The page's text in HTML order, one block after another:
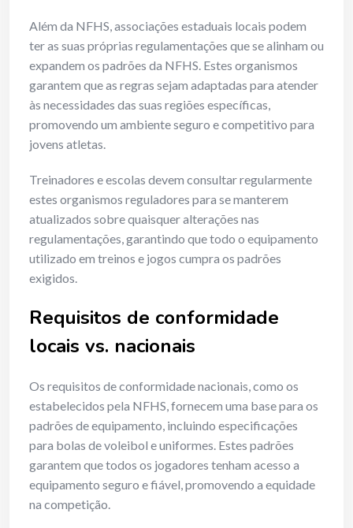
Além da NFHS, associações estaduais locais podem
ter as suas próprias regulamentações que se alinham ou
expandem os padrões da NFHS. Estes organismos
garantem que as regras sejam adaptadas para atender
às necessidades das suas regiões específicas,
promovendo um ambiente seguro e competitivo para
jovens atletas.
Treinadores e escolas devem consultar regularmente
estes organismos reguladores para se manterem
atualizados sobre quaisquer alterações nas
regulamentações, garantindo que todo o equipamento
utilizado em treinos e jogos cumpra os padrões
exigidos.
Requisitos de conformidade
locais vs. nacionais
Os requisitos de conformidade nacionais, como os
estabelecidos pela NFHS, fornecem uma base para os
padrões de equipamento, incluindo especificações
para bolas de voleibol e uniformes. Estes padrões
garantem que todos os jogadores tenham acesso a
equipamento seguro e fiável, promovendo a equidade
na competição.